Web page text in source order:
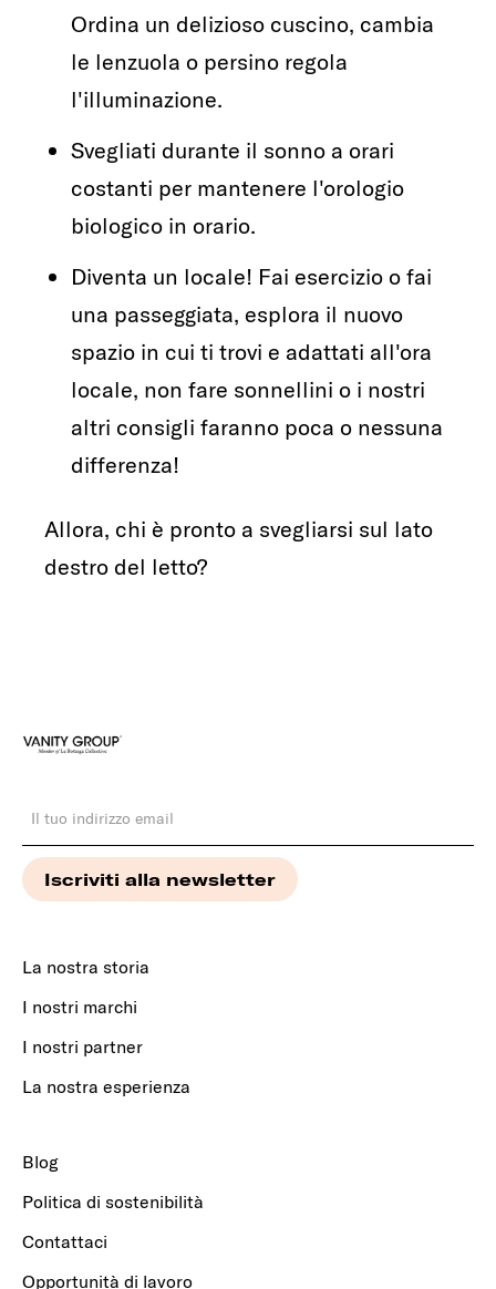
Ordina un delizioso cuscino, cambia
le lenzuola o persino regola
l'illuminazione.
Svegliati durante il sonno a orari
costanti per mantenere l'orologio
biologico in orario.
Diventa un locale! Fai esercizio o fai
una passeggiata, esplora il nuovo
spazio in cui ti trovi e adattati all'ora
locale, non fare sonnellini o i nostri
altri consigli faranno poca o nessuna
differenza!
Allora, chi è pronto a svegliarsi sul lato
destro del letto?
La nostra storia
I nostri marchi
I nostri partner
La nostra esperienza
Blog
Politica di sostenibilità
Contattaci
Opportunità di lavoro